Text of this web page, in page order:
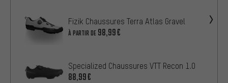
Fizik Chaussures Terra Atlas Gravel
À PARTIR DE 98,99€
Specialized Chaussures VTT Recon 1.0
88,99€